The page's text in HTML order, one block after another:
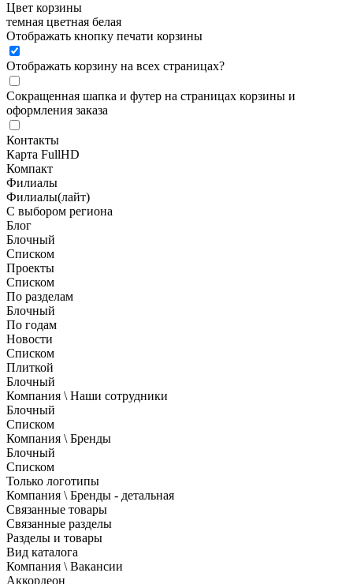
Цвет корзины
темная цветная белая
Отображать кнопку печати корзины
Отображать корзину на всех страницах?
Сокращенная шапка и футер на страницах корзины и
оформления заказа
Контакты
Карта FullHD
Компакт
Филиалы
Филиалы(лайт)
С выбором региона
Блог
Блочный
Списком
Проекты
Списком
По разделам
Блочный
По годам
Новости
Списком
Плиткой
Блочный
Компания \ Наши сотрудники
Блочный
Списком
Компания \ Бренды
Блочный
Списком
Только логотипы
Компания \ Бренды - детальная
Связанные товары
Связанные разделы
Разделы и товары
Вид каталога
Компания \ Вакансии
Аккордеон